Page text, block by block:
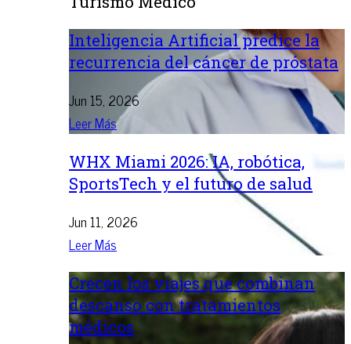
Inteligencia Artificial predice la
recurrencia del cáncer de próstata
Jun 15, 2026
Leer Más
WHX Miami 2026: IA, robótica,
SportsTech y el futuro de salud
Jun 11, 2026
Leer Más
Crecen los viajes que combinan
descanso con tratamientos
médicos